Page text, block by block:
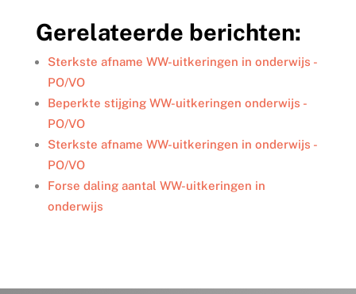
e
d
I
n
b
o
o
k
t
e
r
l
n
Gerelateerde berichten:
Sterkste afname WW-uitkeringen in onderwijs -
PO/VO
Beperkte stijging WW-uitkeringen onderwijs -
PO/VO
Sterkste afname WW-uitkeringen in onderwijs -
PO/VO
Forse daling aantal WW-uitkeringen in
onderwijs